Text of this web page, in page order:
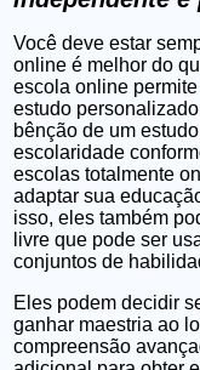
Você deve estar
online é melhor do
escola online
estudo
bênção de um
escolaridade
escolas totalmente
adaptar sua
isso, eles também
livre que pode ser
conjuntos de
Eles podem decidir
ganhar maestria ao
compreensão